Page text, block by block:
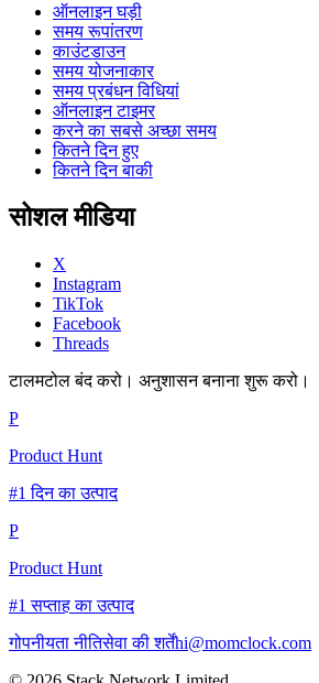
ऑनलाइन घड़ी
समय रूपांतरण
काउंटडाउन
समय योजनाकार
समय प्रबंधन विधियां
ऑनलाइन टाइमर
करने का सबसे अच्छा समय
कितने दिन हुए
कितने दिन बाकी
सोशल मीडिया
X
Instagram
TikTok
Facebook
Threads
टालमटोल बंद करो। अनुशासन बनाना शुरू करो।
P
Product Hunt
#1 दिन का उत्पाद
P
Product Hunt
#1 सप्ताह का उत्पाद
गोपनीयता नीतिसेवा की शर्तेंhi@momclock.com